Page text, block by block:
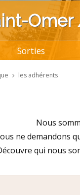
Sorties
les adhérents
Nous
ne demandons
qui nous